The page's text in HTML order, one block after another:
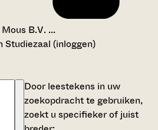
B.V. ...
Studiezaal (inloggen)
Door leestekens in uw
zoekopdracht te gebruiken,
zoekt u specifieker of juist